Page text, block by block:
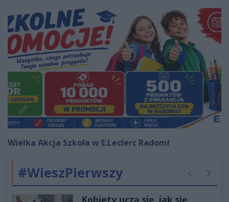
Wielka Akcja Szkoła w E.Leclerc Radom!
#WieszPierwszy Poprzednie
Kobiety uczą się, jak się